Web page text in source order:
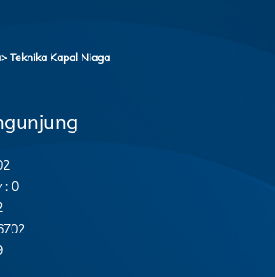
> Teknika Kapal Niaga
: 0